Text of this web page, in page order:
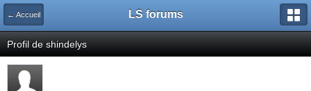
← Accueil LS forums
Profil de shindelys